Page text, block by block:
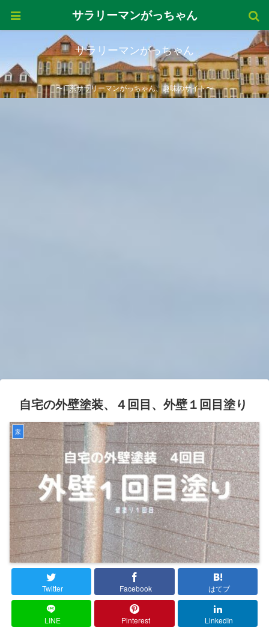
サラリーマンがっちゃん
〜IT系サラリーマンがっちゃん、趣味のサイト〜
自宅の外壁塗装、４回目、外壁１回目塗り
家
Twitter Facebook はてブ
LINE Pinterest LinkedIn
サラリーマンがっちゃん